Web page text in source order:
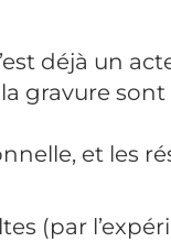
déjà un
gravure
et les
(par